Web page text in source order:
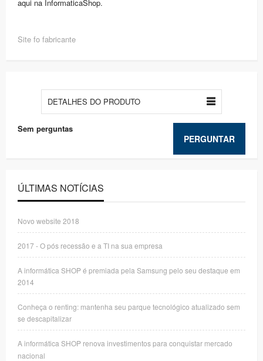
aqui na InformaticaShop.
Site fo fabricante
DETALHES DO PRODUTO
PERGUNTAR
Sem perguntas
ÚLTIMAS NOTÍCIAS
Novo website 2018
2017 - O pós recessão e a TI na sua empresa
A informática SHOP é premiada pela Samsung pelo seu destaque em
2014
Conheça o renting: mantenha seu parque tecnológico atualizado sem
se descapitalizar
A informática SHOP renova investimentos para conquistar mercado
nacional